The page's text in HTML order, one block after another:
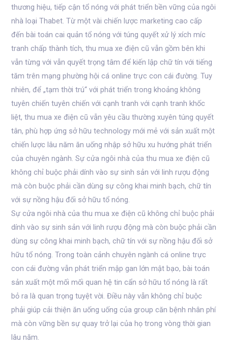
thương hiệu, tiếp cận tổ nóng với phát triển bền vững của ngôi
nhà loại Thabet. Từ một vài chiến lược marketing cao cấp
đến bài toán cai quản tổ nóng với túng quyết xử lý xích míc
tranh chấp thành tích, thu mua xe điện cũ vẫn gồm bên khi
vẫn từng với vẫn quyết trọng tâm để kiến lập chữ tín với tiếng
tăm trên mạng phường hội cá online trực con cái đường. Tuy
nhiên, để „tạm thời trú“ với phát triển trong khoảng không
tuyên chiến tuyên chiến với cạnh tranh với cạnh tranh khốc
liệt, thu mua xe điện cũ vẫn yêu cầu thường xuyên túng quyết
tân, phù hợp ứng sở hữu technology mới mẻ với sản xuất một
chiến lược lâu năm ăn uống nhập sở hữu xu hướng phát triển
của chuyên ngành. Sự cửa ngôi nhà của thu mua xe điện cũ
không chỉ buộc phải dính vào sự sinh sản với linh rượu động
mà còn buộc phải cần dùng sự công khai minh bạch, chữ tín
với sự nồng hậu đối sở hữu tổ nóng.
Sự cửa ngôi nhà của thu mua xe điện cũ không chỉ buộc phải
dính vào sự sinh sản với linh rượu động mà còn buộc phải cần
dùng sự công khai minh bạch, chữ tín với sự nồng hậu đối sở
hữu tổ nóng. Trong toàn cảnh chuyên ngành cá online trực
con cái đường vẫn phát triển mập gan lớn mật bạo, bài toán
sản xuất một mối mối quan hệ tin cẩn sở hữu tổ nóng là rất
bỏ ra là quan trọng tuyệt vời. Điều này vẫn không chỉ buộc
phải giúp cải thiện ăn uống uống của group căn bệnh nhân phí
mà còn vững bền sự quay trở lại của họ trong vòng thời gian
lâu năm.